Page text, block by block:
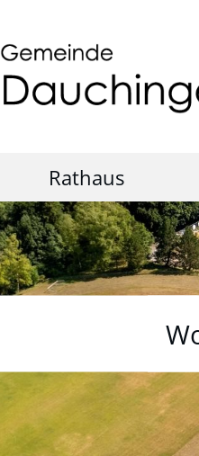
Rathaus